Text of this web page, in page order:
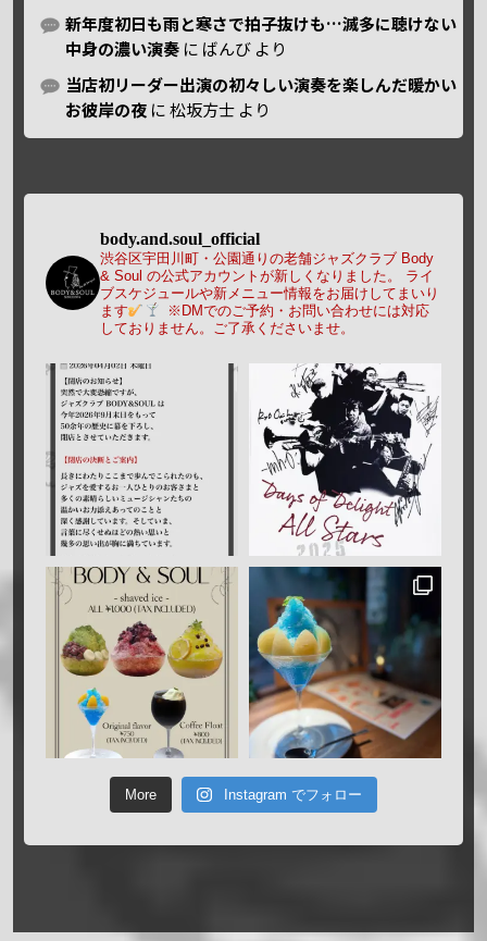
新年度初日も雨と寒さで拍子抜けも…滅多に聴けない
中身の濃い演奏 に ばんび より
当店初リーダー出演の初々しい演奏を楽しんだ暖かい
お彼岸の夜 に松坂方士 より
body.and.soul_official
渋谷区宇田川町・公園通りの老舗ジャズクラブ Body
& Soul の公式アカウントが新しくなりました。
ライ
ブスケジュールや新メニュー情報をお届けしてまいり
ます
※DMでのご予約・お問い合わせには対応
しておりません。ご了承くださいませ。
More Instagram でフォロー